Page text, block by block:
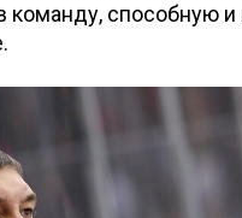
команду, способную